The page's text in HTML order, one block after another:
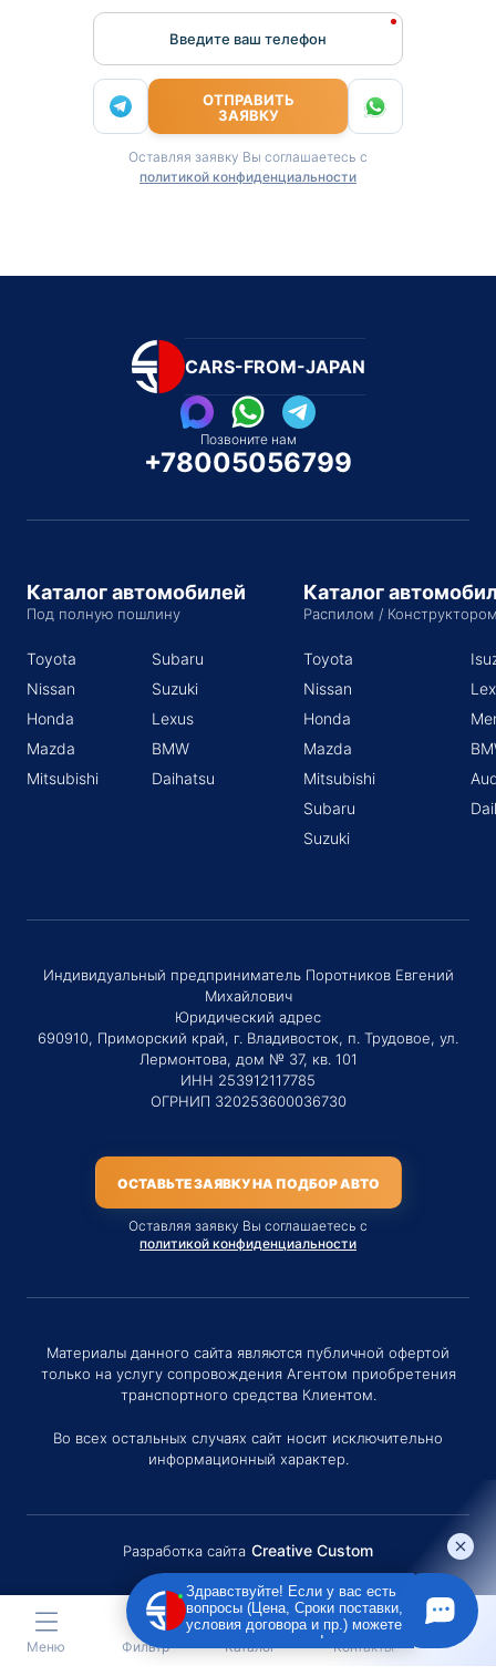
Введите ваш телефон
ОТПРАВИТЬ
ЗАЯВКУ
Оставляя заявку Вы соглашаетесь с
политикой конфиденциальности
CARS-FROM-JAPAN
Позвоните нам
+78005056799
Каталог автомобилей
Под полную пошлину
Toyota
Nissan
Honda
Mazda
Mitsubishi
Subaru
Suzuki
Lexus
BMW
Daihatsu
Каталог
Распилом /
Toyota
Nissan
Honda
Mazda
Mitsubishi
Subaru
Suzuki
Индивидуальный предприниматель Поротников Евгений
Михайлович
Юридический адрес
690910, Приморский край, г. Владивосток, п. Трудовое, ул.
Лермонтова, дом № 37, кв. 101
ИНН 253912117785
ОГРНИП 320253600036730
ОСТАВЬТЕ ЗАЯВКУ НА ПОДБОР АВТО
Оставляя заявку Вы соглашаетесь с
политикой конфиденциальности
Материалы данного сайта являются публичной офертой
только на услугу сопровождения Агентом приобретения
транспортного средства Клиентом.
Во всех остальных случаях сайт носит исключительно
информационный характер.
Разработка сайта Creative Custom
Меню Фильтр Каталог Контакты
Здравствуйте! Если у вас есть
вопросы (Цена, Сроки поставки,
условия договора и пр.) можете